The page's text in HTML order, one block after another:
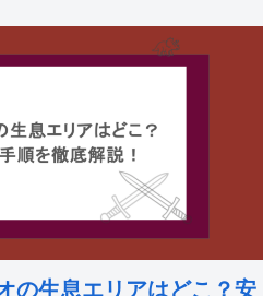
の生息エリアはどこ？安